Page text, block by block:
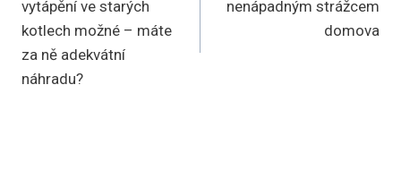
příspěvek
vytápění ve starých
kotlech možné – máte
za ně adekvátní
náhradu?
nenápadným strážcem
domova